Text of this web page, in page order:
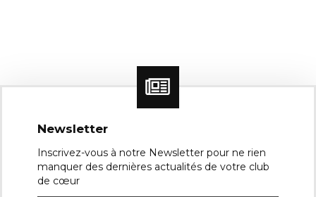
Newsletter
Inscrivez-vous à notre Newsletter pour ne rien
manquer des dernières actualités de votre club
de cœur